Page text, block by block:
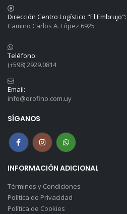
Dirección Centro Logístico "El Embrujo":
Camino Carlos A. López 6925
Teléfono:
(+598) 2929.0814
Email:
info@orofino.com.uy
SÍGANOS
INFORMACIÓN ADICIONAL
Términos y Condiciones
Política de Privacidad
Política de Cookies